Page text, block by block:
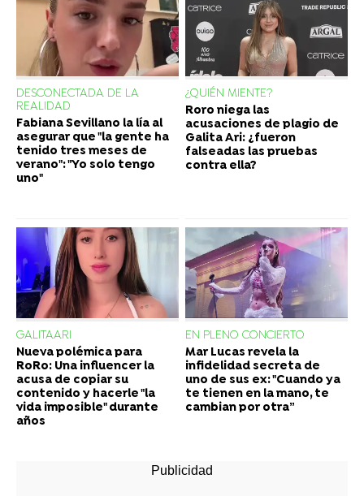
DESCONECTADA DE LA
REALIDAD
Fabiana Sevillano la lía al
asegurar que "la gente ha
tenido tres meses de
verano": "Yo solo tengo
uno"
¿QUIÉN MIENTE?
Roro niega las
acusaciones de plagio de
Galita Ari: ¿fueron
falseadas las pruebas
contra ella?
GALITAARI
Nueva polémica para
RoRo: Una influencer la
acusa de copiar su
contenido y hacerle "la
vida imposible" durante
años
EN PLENO CONCIERTO
Mar Lucas revela la
infidelidad secreta de
uno de sus ex: "Cuando ya
te tienen en la mano, te
cambian por otra”